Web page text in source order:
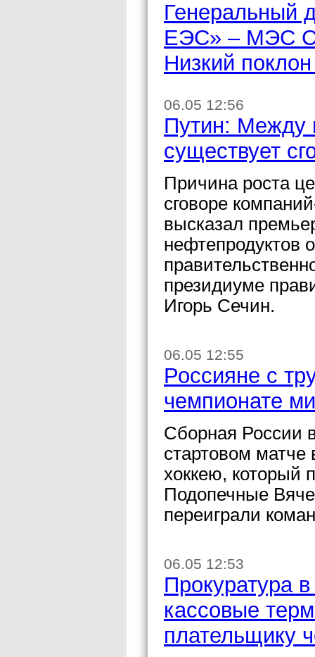
Генеральный
ЕЭС» – МЭС
Низкий
06.05 12:56
Путин: Между
существует
Причина роста
сговоре
высказал
нефтепродуктов
президиуме
Игорь Сечин.
06.05 12:55
Россияне с
чемпионате
Сборная России
стартовом матче
хоккею, который
Подопечные
переиграли
06.05 12:53
Прокуратура
кассовые
плательщику